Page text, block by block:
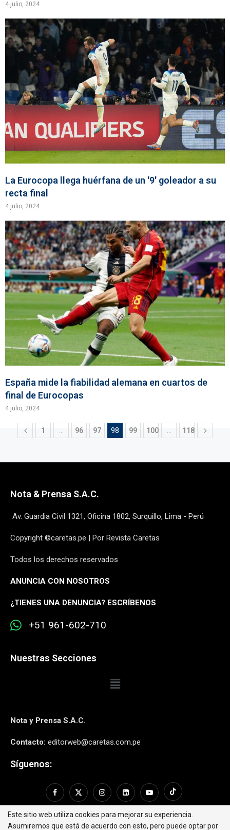
4 julio, 2024
La Eurocopa llega huérfana de un '9' goleador a su
recta final
4 julio, 2024
España mide la fiabilidad alemana en cuartos de
final de Eurocopas
4 julio, 2024
1 96 97 98 99 100 118
Nota & Prensa S.A.C.
Av. Guardia Civil 1321, Oficina 1802, Surquillo, Lima - Perú
Copyright ©caretas.pe | Por Revista Caretas
Todos los derechos reservados
ANUNCIA CON NOSOTROS
¿TIENES UNA DENUNCIA? ESCRÍBENOS
+51 961-602-710
Nuestras Secciones
Nota y Prensa S.A.C.
Contacto: editorweb@caretas.com.pe
Síguenos:
Este sitio web utiliza cookies para mejorar su experiencia.
Asumiremos que está de acuerdo con esto, pero puede optar por